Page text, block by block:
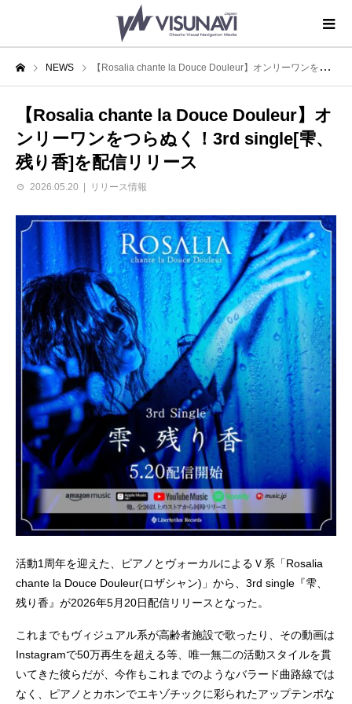
NEWS 【Rosalia chante la Douce Douleur】オンリーワンをつらぬく！3rd single[雫、残り香]を配信リリース
【Rosalia chante la Douce Douleur】オ
ンリーワンをつらぬく！3rd single[雫、
残り香]を配信リリース
2026.05.20 リリース情報
活動1周年を迎えた、ピアノとヴォーカルによるＶ系「Rosalia
chante la Douce Douleur(ロザシャン)」から、3rd single『雫、
残り香』が2026年5月20日配信リリースとなった。
これまでもヴィジュアル系が高齢者施設で歌ったり、その動画は
Instagramで50万再生を超える等、唯一無二の活動スタイルを貫
いてきた彼らだが、今作もこれまでのようなバラード曲路線では
なく、ピアノとカホンでエキゾチックに彩られたアップテンポな